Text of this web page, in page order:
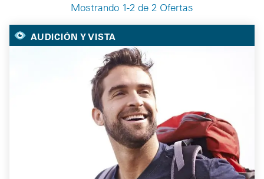
Mostrando 1-2 de 2 Ofertas
Your Selected Deals
AUDICIÓN Y VISTA